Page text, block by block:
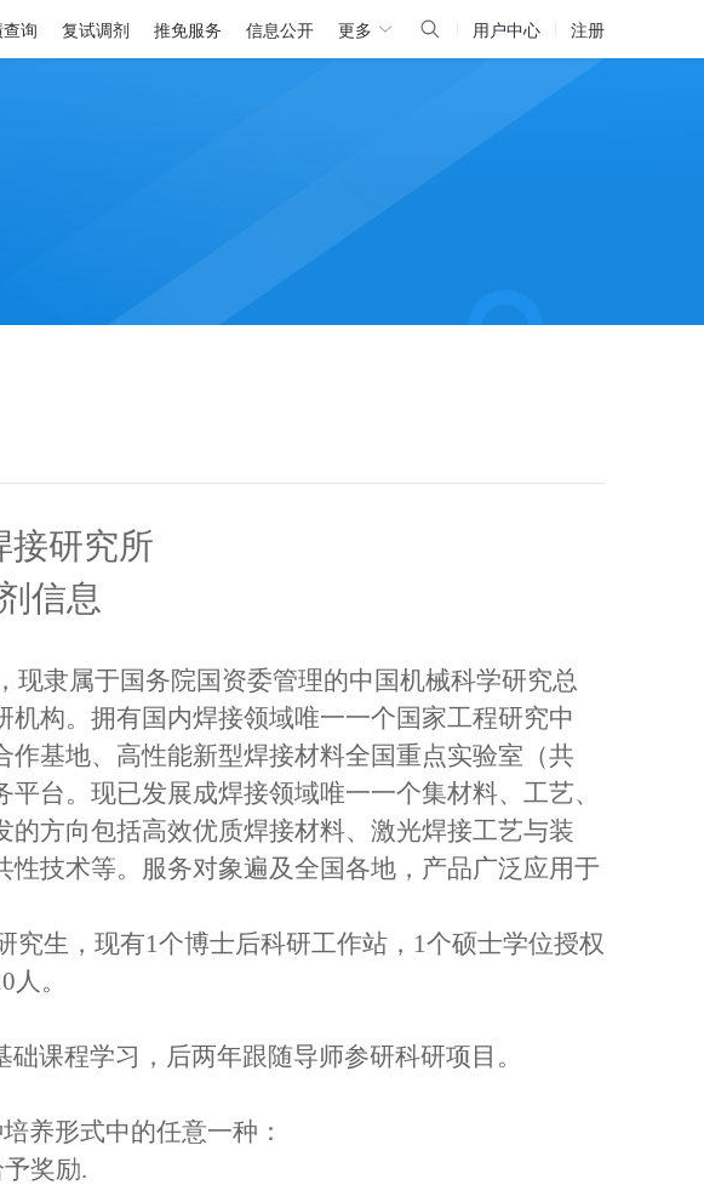
询 复试调剂 推免服务 信息公开 更多 用户中心 注册
接研究所
信息
现隶属于国务院国资委管理的中国机械科学研究总
构。拥有国内焊接领域唯一一个国家工程研究中
基地、 高性能新型焊接材料全国重点实验室（共
台。现已发展成焊接领域唯一一个集材料、工艺、
方向包括高效优质焊接材料、激光焊接工艺与装
技术等。服务对象遍及全国各地，产品广泛应用于
究生，现有1个博士后科研工作站，1个硕士学位授权
0人。
课程学习，后两年跟随导师参研科研项目。
养形式中的任意一种：
奖励.